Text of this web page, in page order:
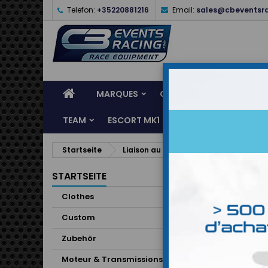
Telefon: +35220881216 Email:
MARQUES CASQUES
TEAM ESCORT MK1
Startseite Liaison au sol & Freinage
STARTSEITE
Clothes
Custom
Zubehör
Moteur & Transmissions